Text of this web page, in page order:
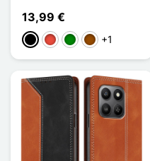
13,99 €
Schwarz
Rot GrünBraun
+1